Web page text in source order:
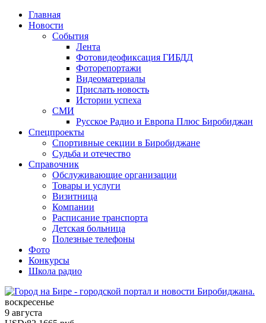
Главная
Новости
События
Лента
Фотовидеофиксация ГИБДД
Фоторепортажи
Видеоматериалы
Прислать новость
Истории успеха
СМИ
Русское Радио и Европа Плюс Биробиджан
Спецпроекты
Спортивные секции в Биробиджане
Судьба и отечество
Справочник
Обслуживающие организации
Товары и услуги
Визитница
Компании
Расписание транспорта
Детская больница
Полезные телефоны
Фото
Конкурсы
Школа радио
воскресенье
9 августа